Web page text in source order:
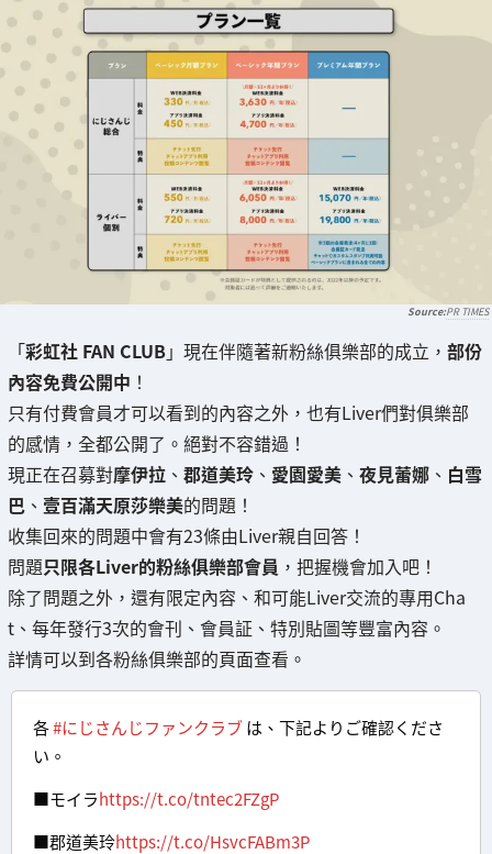
PR TIMES
「彩虹社 FAN CLUB」現在伴隨著新粉絲俱樂部的成立， 部份
內容免費公開中 ！
只有付費會員才可以看到的內容之外，也有Liver們對俱樂部
的感情，全都公開了。絕對不容錯過！
現正在召募對摩伊拉 、 郡道美玲 、 愛園愛美 、 夜見蕾娜 、 白雪
巴 、 壹百滿天原莎樂美的問題！
收集回來的問題中會有23條由Liver親自回答！
問題只限各Liver的粉絲俱樂部會員 ，把握機會加入吧！
除了問題之外，還有限定內容、和可能Liver交流的專用Cha
t、每年發行3次的會刊、會員証、特別貼圖等豐富內容。
詳情可以到各粉絲俱樂部的頁面查看。
各#にじさんじファンクラブは、下記よりご確認くださ
い。
■モイラhttps://t.co/tntec2FZgP
■郡道美玲https://t.co/HsvcFABm3P